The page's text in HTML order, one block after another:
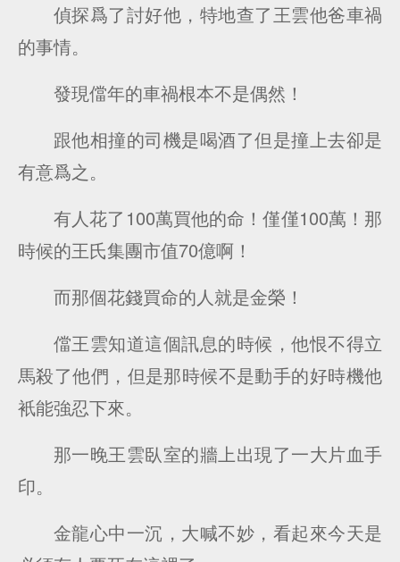
偵探爲了討好他，特地查了王雲他爸車禍
的事情。
發現儅年的車禍根本不是偶然！
跟他相撞的司機是喝酒了但是撞上去卻是
有意爲之。
有人花了100萬買他的命！僅僅100萬！那
時候的王氏集團市值70億啊！
而那個花錢買命的人就是金榮！
儅王雲知道這個訊息的時候，他恨不得立
馬殺了他們，但是那時候不是動手的好時機他
衹能強忍下來。
那一晚王雲臥室的牆上出現了一大片血手
印。
金龍心中一沉，大喊不妙，看起來今天是